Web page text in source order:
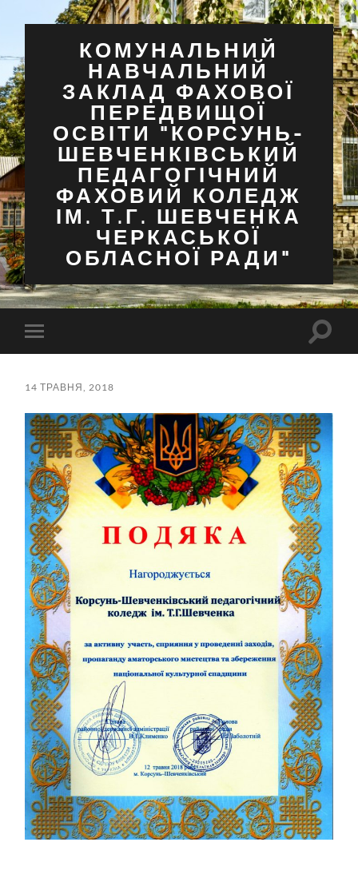
КОМУНАЛЬНИЙ
НАВЧАЛЬНИЙ
ЗАКЛАД ФАХОВОЇ
ПЕРЕДВИЩОЇ
ОСВІТИ "КОРСУНЬ-
ШЕВЧЕНКІВСЬКИЙ
ПЕДАГОГІЧНИЙ
ФАХОВИЙ КОЛЕДЖ
ІМ. Т.Г. ШЕВЧЕНКА
ЧЕРКАСЬКОЇ
ОБЛАСНОЇ РАДИ"
Перемкнути
мобільне
14 ТРАВНЯ, 2018